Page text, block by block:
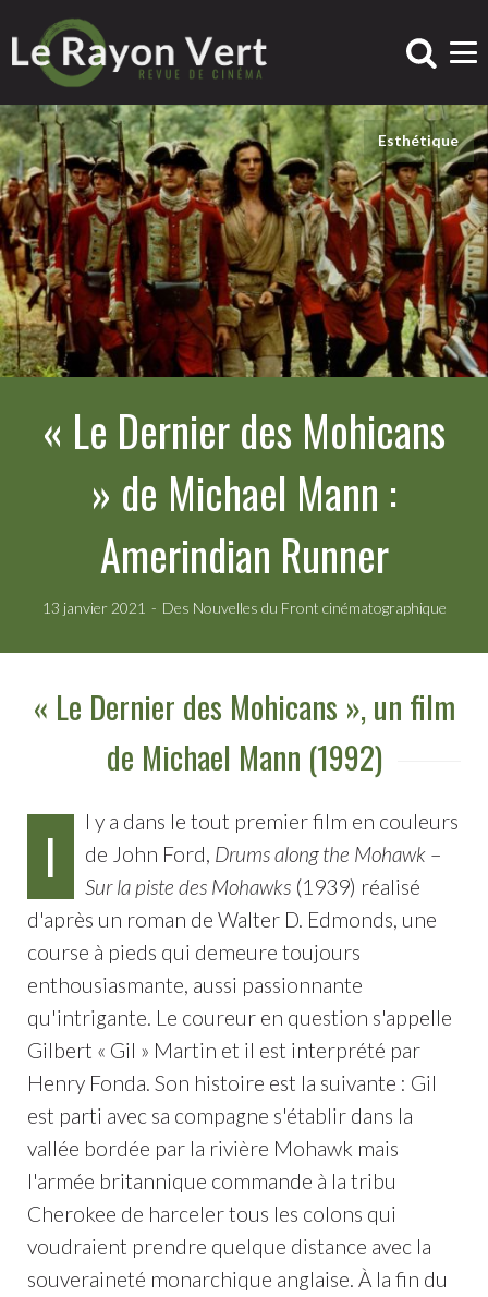
Esthétique
« Le Dernier des Mohicans
» de Michael Mann :
Amerindian Runner
13 janvier 2021 Des Nouvelles du Front cinématographique
« Le Dernier des Mohicans », un film
de Michael Mann (1992)
I
l y a dans le tout premier film en couleurs
de John Ford, Drums along the Mohawk–
Sur la piste des Mohawks(1939) réalisé
d'après un roman de Walter D. Edmonds, une
course à pieds qui demeure toujours
enthousiasmante, aussi passionnante
qu'intrigante. Le coureur en question s'appelle
Gilbert « Gil » Martin et il est interprété par
Henry Fonda. Son histoire est la suivante : Gil
est parti avec sa compagne s'établir dans la
vallée bordée par la rivière Mohawk mais
l'armée britannique commande à la tribu
Cherokee de harceler tous les colons qui
voudraient prendre quelque distance avec la
souveraineté monarchique anglaise. À la fin du